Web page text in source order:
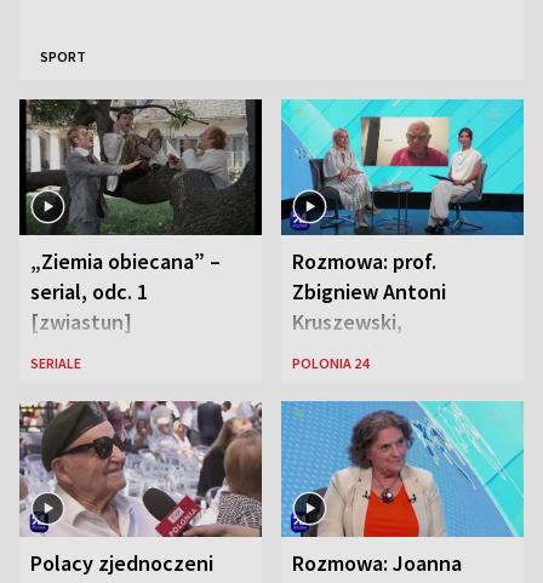
SPORT
„Ziemia obiecana” –
serial, odc. 1
[zwiastun]
SERIALE
Rozmowa: prof.
Zbigniew Antoni
Kruszewski,
Powstaniec
Zaryan, piosenkarka
POLONIA 24
Polacy zjednoczeni
Rozmowa: Joanna